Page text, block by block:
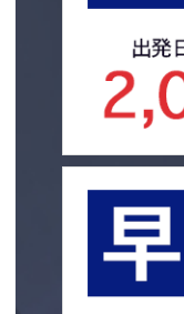
し、依頼主また は引渡し
２、当社は、次の一に該
一、当該運送の申し込み
二、依頼主が、前条第１
の 告示を行ったとき。
三、当該車両を輸送する
送 業者を確保できないとき
四、当該運送に関し、依
五、当該運送が、法令の
六、天災その他やむを得
10.不可抗力による火災に
11.本件車両引取りから納
検票」に基づい た確認点
13.当社は、申込者の指図
び納車時立会人、 または
た損害については、前項
14.引取時立会人または代
列で構成されるID（以下
当社サービスをご利用の
情報、属性情報を取得す
ブラウザ送信情報につい
IPアドレスは、ユーザー
閲覧したサイトのURL、
ブラウザのユーザーエー
識別に使用されます。
ユーザー入力情報につい
これらのデータは、組み